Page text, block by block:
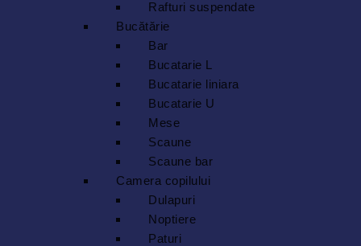
Rafturi suspendate
Bucătărie
Bar
Bucatarie L
Bucatarie liniara
Bucatarie U
Mese
Scaune
Scaune bar
Camera copilului
Dulapuri
Noptiere
Paturi